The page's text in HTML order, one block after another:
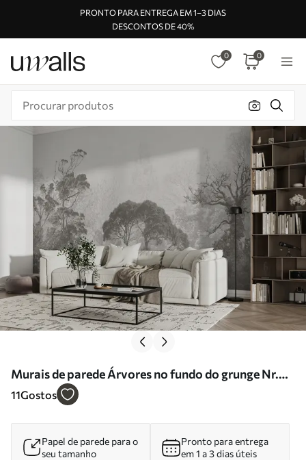
PRONTO PARA ENTREGA EM 1–3 DIAS
DESCONTOS DE 40%
0 0
Murais de parede Árvores no fundo do grunge Nr.
u79824
11Gostos
Papel de parede para o
seu tamanho
Pronto para entrega
em 1 a 3 dias úteis